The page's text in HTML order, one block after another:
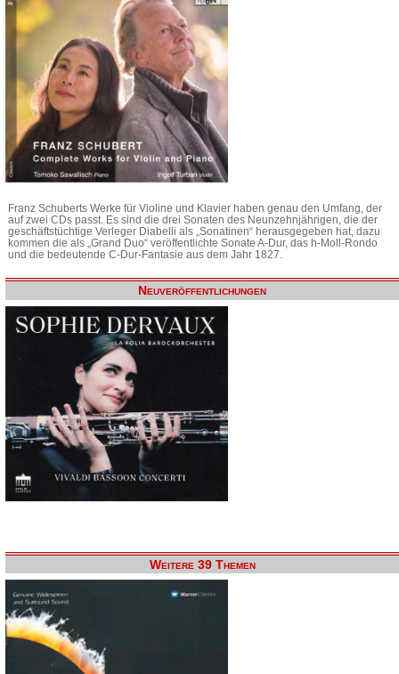
Franz Schuberts Werke für Violine und Klavier haben genau den Umfang, der
auf zwei CDs passt. Es sind die drei Sonaten des Neunzehnjährigen, die der
geschäftstüchtige Verleger Diabelli als „Sonatinen“ herausgegeben hat, dazu
kommen die als „Grand Duo“ veröffentlichte Sonate A-Dur, das h-Moll-Rondo
und die bedeutende C-Dur-Fantasie aus dem Jahr 1827.
Neuveröffentlichungen
Weitere 39 Themen